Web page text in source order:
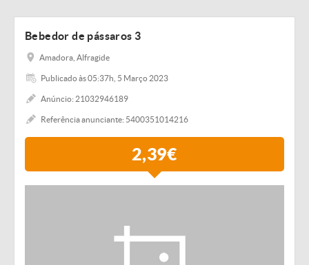
Bebedor de pássaros 3
Amadora, Alfragide
Publicado às 05:37h, 5 Março 2023
Anúncio: 21032946189
Referência anunciante: 5400351014216
2,39€